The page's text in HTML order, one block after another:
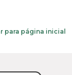
para página inicial